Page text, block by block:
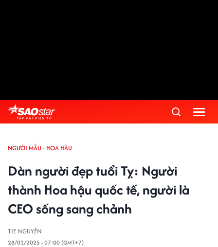
NGƯỜI MẪU - HOA HẬU
Dàn người đẹp tuổi Tỵ: Người
thành Hoa hậu quốc tế, người là
CEO sống sang chảnh
TIE NGUYÊN
28/01/2025 - 07:00 (GMT+7)